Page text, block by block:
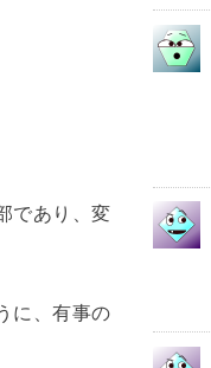
であり、変
に、有事の